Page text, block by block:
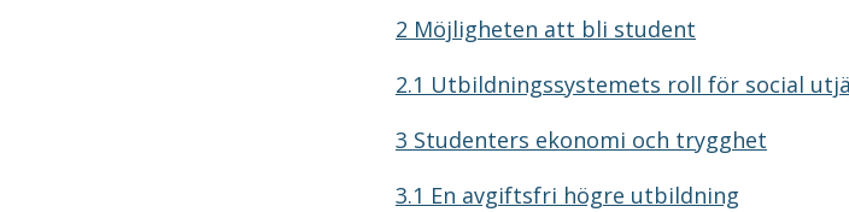
2 Möjligheten att bli student
2.1 Utbildningssystemets roll för social
3 Studenters ekonomi och trygghet
3.1 En avgiftsfri högre utbildning